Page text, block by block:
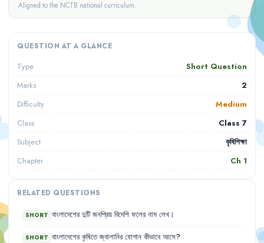
Aligned to the NCTB national curriculum.
QUESTION AT A GLANCE
Type Short Question
Marks 2
Difficulty Medium
Class Class 7
Subject কৃষিশিক্ষা
Chapter Ch 1
RELATED QUESTIONS
SHORT বাংলাদেশের দুটি জনপ্রিয় বিদেশি ফলের নাম লেখ ।
SHORT বাংলাদেশের কৃষিতে জ্বালানির যোগান কীভাবে আসে?